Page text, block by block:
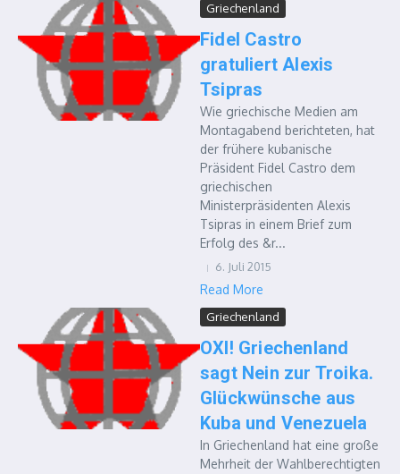
Griechenland
Fidel Castro
gratuliert Alexis
Tsipras
Wie griechische Medien am
Montagabend berichteten, hat
der frühere kubanische
Präsident Fidel Castro dem
griechischen
Ministerpräsidenten Alexis
Tsipras in einem Brief zum
Erfolg des &r...
6. Juli 2015
Read More
Griechenland
OXI! Griechenland
sagt Nein zur Troika.
Glückwünsche aus
Kuba und Venezuela
In Griechenland hat eine große
Mehrheit der Wahlberechtigten